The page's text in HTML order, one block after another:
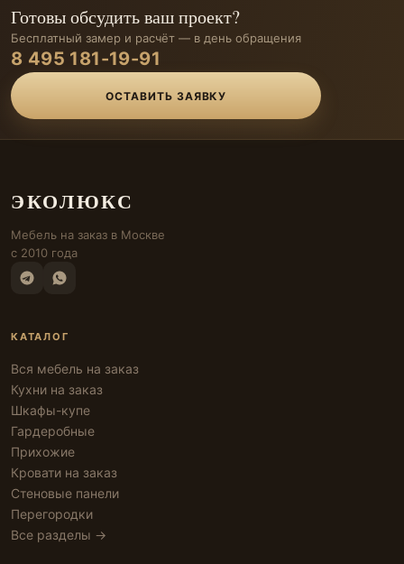
Готовы обсудить ваш проект?
Бесплатный замер и расчёт — в день обращения
8 495 181-19-91
ОСТАВИТЬ ЗАЯВКУ
ЭКОЛЮКС
Мебель на заказ в Москве
с 2010 года
КАТАЛОГ
Вся мебель на заказ
Кухни на заказ
Шкафы-купе
Гардеробные
Прихожие
Кровати на заказ
Стеновые панели
Перегородки
Все разделы →